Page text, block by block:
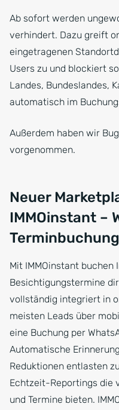
Ab sofort werden
verhindert. Dazu greift
eingetragenen
Users zu und blockiert
Landes, Bundeslandes,
automatisch im
Außerdem haben wir
vorgenommen.
Neuer
IMMOinstant –
Mit IMMOinstant buchen
Besichtigungstermine
vollständig integriert in
meisten Leads über
eine Buchung per
Automatische
Reduktionen entlasten
Echtzeit-Reportings die
und Termine bieten.